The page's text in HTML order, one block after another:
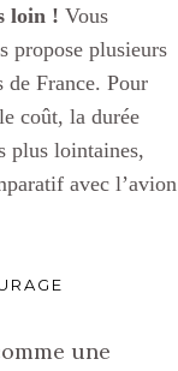
loin ! Vous
propose plusieurs
de France. Pour
le coût, la durée
plus lointaines,
avec l’avion
une